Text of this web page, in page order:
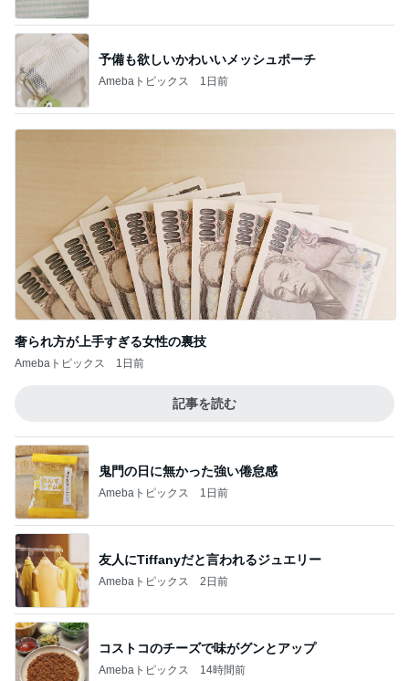
予備も欲しいかわいいメッシュポーチ
Amebaトピックス 1日前
奢られ方が上手すぎる女性の裏技
Amebaトピックス 1日前
記事を読む
鬼門の日に無かった強い倦怠感
Amebaトピックス 1日前
友人にTiffanyだと言われるジュエリー
Amebaトピックス 2日前
コストコのチーズで味がグンとアップ
Amebaトピックス 14時間前